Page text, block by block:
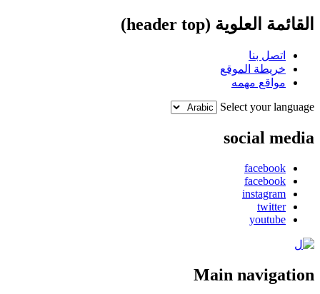
القائمة العلوية (header top)
اتصل بنا
خريطة الموقع
مواقع مهمه
Select your language
social media
facebook
facebook
instagram
twitter
youtube
Main navigation